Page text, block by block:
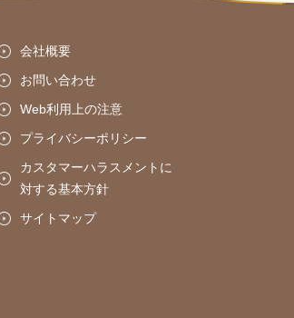
会社概要
お問い合わせ
Web利用上の注意
プライバシーポリシー
カスタマーハラスメントに
対する基本方針
サイトマップ